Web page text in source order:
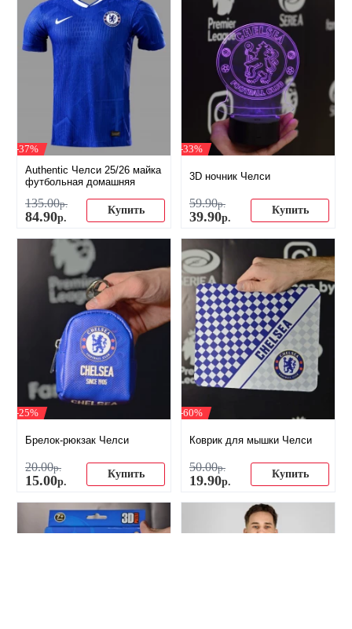
-37%
Authentic Челси 25/26 майка
футбольная домашняя
135.00р.
84.90р.
Купить
-33%
3D ночник Челси
59.90р.
39.90р.
Купить
-25%
Брелок-рюкзак Челси
20.00р.
15.00р.
Купить
-60%
Коврик для мышки Челси
50.00р.
19.90р.
Купить